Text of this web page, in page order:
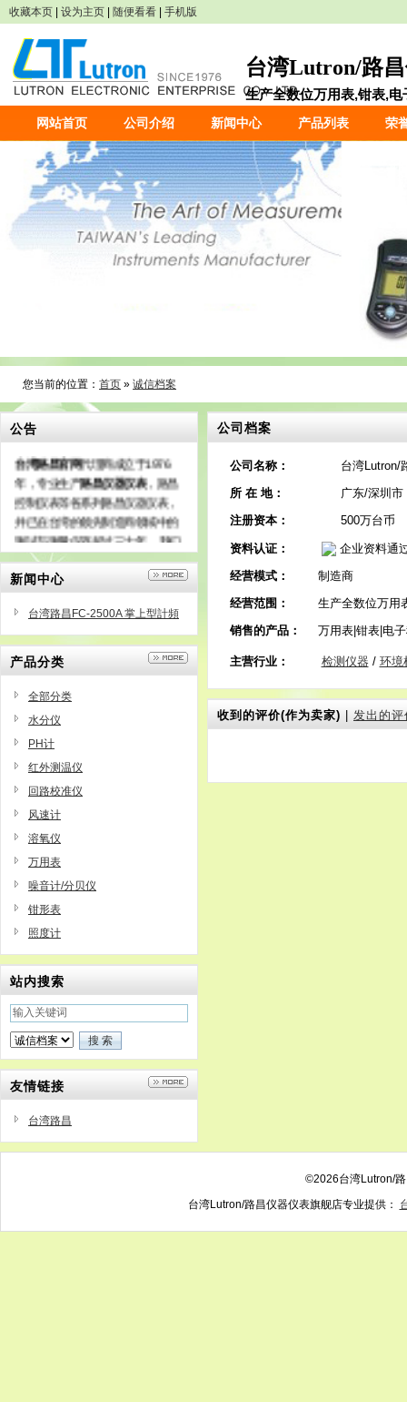
收藏本页 设为主页 随便看看 手机版
台湾Lutron/路
生产全数位万用表,钳表,
网站首页 公司介绍 新闻中心 产品列表 荣
您当前的位置： 首页 » 诚信档案
公告
台湾路昌官网代理商成立于1976
年，专业生产路昌仪器仪表，路昌
控制仪表等各系列路昌仪器仪表，
并已在台湾的领先制造商领域中的
测试与测量仪器超过三十年。 我们
有专门自行推出的最全面和最专业
的市场手段，而且几乎95％的产品
出口到70多个国家的世界。
新闻中心
台湾路昌FC-2500A 掌上型計頻
器
产品分类
全部分类
水分仪
PH计
红外测温仪
回路校准仪
风速计
溶氧仪
万用表
噪音计/分贝仪
钳形表
照度计
站内搜索
友情链接
台湾路昌
公司档案
公司名称：
台湾Lutron/
所 在 地：
广东/深圳市
注册资本：
500万台币
资料认证：
企业资料通
经营模式：
制造商
经营范围：
生产全数位万用
销售的产品：
万用表|钳表|电
主营行业： 检测仪器 / 环境
收到的评价(作为卖家) 发出的
©2026台湾Lutron/
台湾Lutron/路昌仪器仪表旗舰店专业提供：